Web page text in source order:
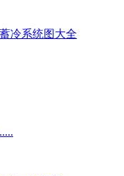
冷系统图大全